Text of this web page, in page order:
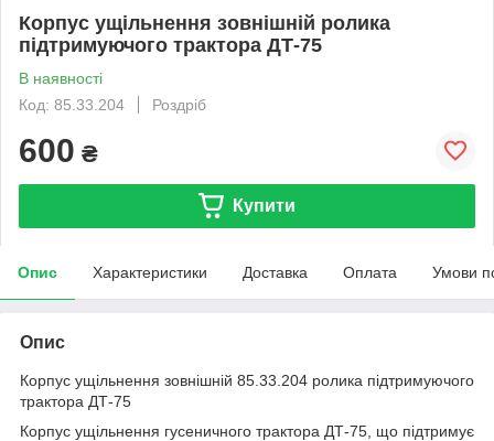
Корпус ущільнення зовнішній ролика
підтримуючого трактора ДТ-75
В наявності
Код: 85.33.204
Роздріб
600 ₴
Купити
Опис Характеристики Доставка Оплата Умови
Опис
Корпус ущільнення зовнішній 85.33.204 ролика підтримуючого
трактора ДТ-75
Корпус ущільнення гусеничного трактора ДТ-75, що підтримує